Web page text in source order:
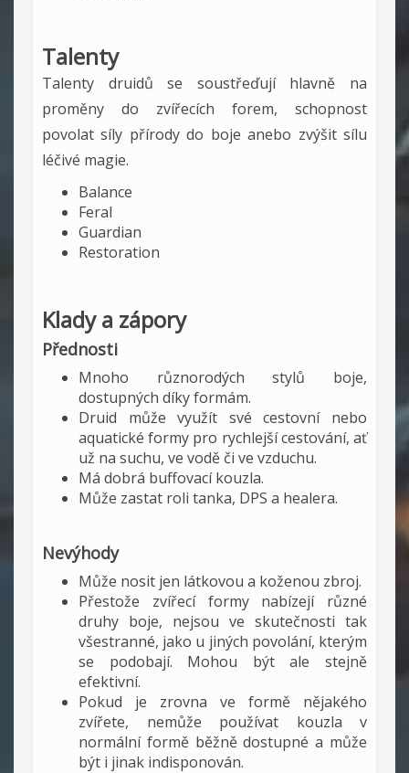
Talenty
Talenty druidů se soustřeďují hlavně na
proměny do zvířecích forem, schopnost
povolat síly přírody do boje anebo zvýšit sílu
léčivé magie.
Balance
Feral
Guardian
Restoration
Klady a zápory
Přednosti
Mnoho různorodých stylů boje,
dostupných díky formám.
Druid může využít své cestovní nebo
aquatické formy pro rychlejší cestování, ať
už na suchu, ve vodě či ve vzduchu.
Má dobrá buffovací kouzla.
Může zastat roli tanka, DPS a healera.
Nevýhody
Může nosit jen látkovou a koženou zbroj.
Přestože zvířecí formy nabízejí různé
druhy boje, nejsou ve skutečnosti tak
všestranné, jako u jiných povolání, kterým
se podobají. Mohou být ale stejně
efektivní.
Pokud je zrovna ve formě nějakého
zvířete, nemůže používat kouzla v
normální formě běžně dostupné a může
být i jinak indisponován.